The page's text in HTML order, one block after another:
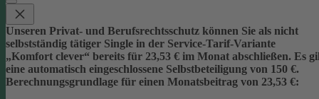
Unseren Privat- und Berufsrechtsschutz können Sie als nicht
selbstständig tätiger Single in der Service-Tarif-Variante
„Komfort clever“ bereits für 23,53 € im Monat abschließen. Es
eine automatisch eingeschlossene Selbstbeteiligung von 150 €.
Berechnungsgrundlage für einen Monatsbeitrag von 23,53 €: